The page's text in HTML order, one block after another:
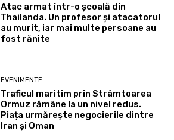
Atac armat într-o școală din
Thailanda. Un profesor și atacatorul
au murit, iar mai multe persoane au
fost rănite
EVENIMENTE
Traficul maritim prin Strâmtoarea
Ormuz rămâne la un nivel redus.
Piața urmărește negocierile dintre
Iran și Oman